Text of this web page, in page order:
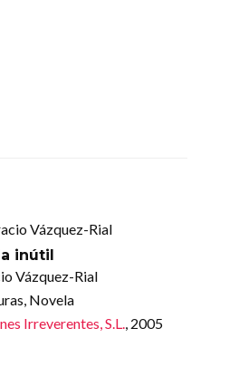
inútil
Vázquez-Rial
Novela
Irreverentes, S.L., 2005